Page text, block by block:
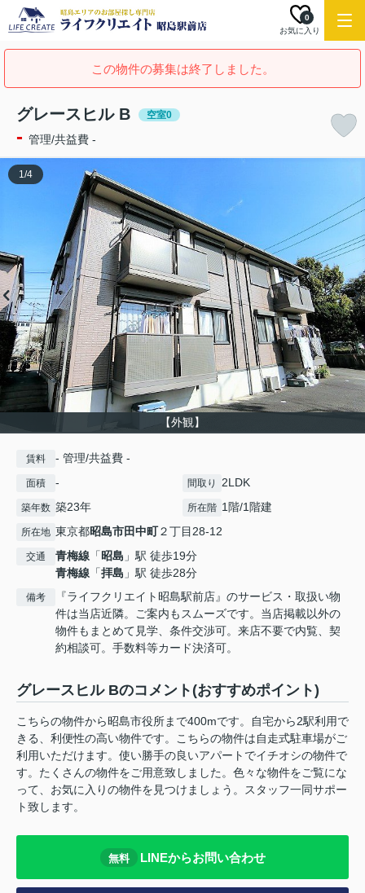
お気に入り
0
この物件の募集は終了しました。
グレースヒル B 空室0
- 管理/共益費 -
【外観】
1/4
賃料 - 管理/共益費 -
面積 - 間取り 2LDK
築年数 築23年 所在階 1階/1階建
所在地 東京都昭島市田中町２丁目28-12
交通 青梅線 「昭島 」駅 徒歩19分
青梅線 「拝島 」駅 徒歩28分
備考
『ライフクリエイト昭島駅前店』のサービス・取扱い物
件は当店近隣。ご案内もスムーズです。当店掲載以外の
物件もまとめて見学、条件交渉可。来店不要で内覧、契
約相談可。手数料等カード決済可。
グレースヒル Bのコメント(おすすめポイント)
こちらの物件から昭島市役所まで400mです。自宅から2駅利用で
きる、利便性の高い物件です。こちらの物件は自走式駐車場がご
利用いただけます。使い勝手の良いアパートでイチオシの物件で
す。たくさんの物件をご用意致しました。色々な物件をご覧にな
って、お気に入りの物件を見つけましょう。スタッフ一同サポー
ト致します。
無料 LINEからお問い合わせ